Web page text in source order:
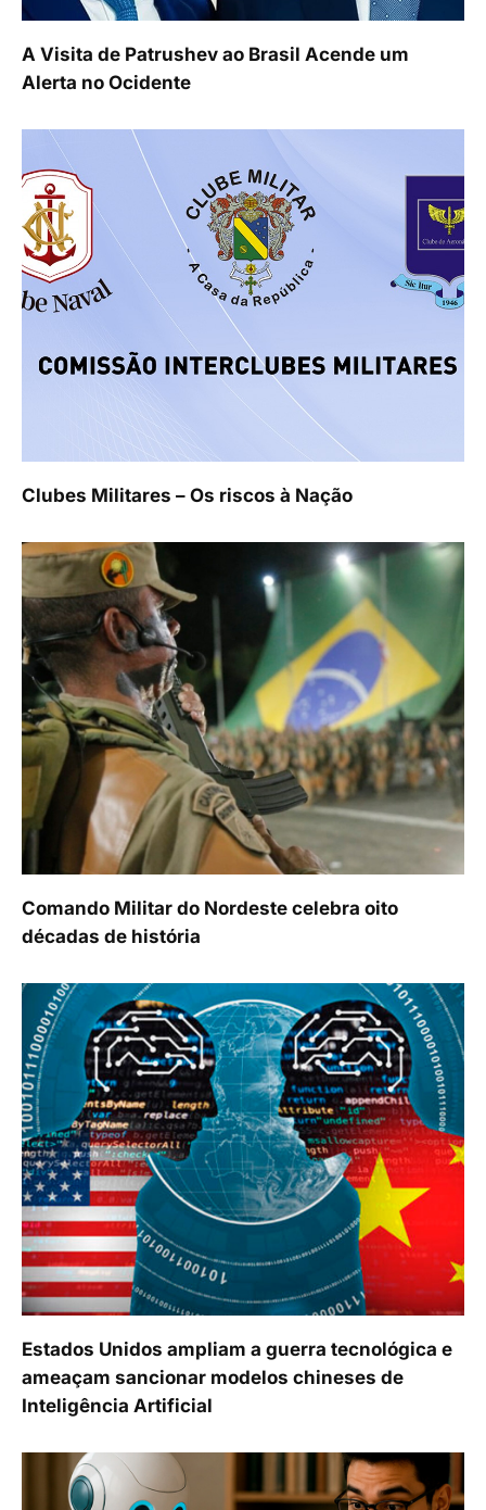
A Visita de Patrushev ao Brasil Acende um
Alerta no Ocidente
Clubes Militares – Os riscos à Nação
Comando Militar do Nordeste celebra oito
décadas de história
Estados Unidos ampliam a guerra tecnológica e
ameaçam sancionar modelos chineses de
Inteligência Artificial